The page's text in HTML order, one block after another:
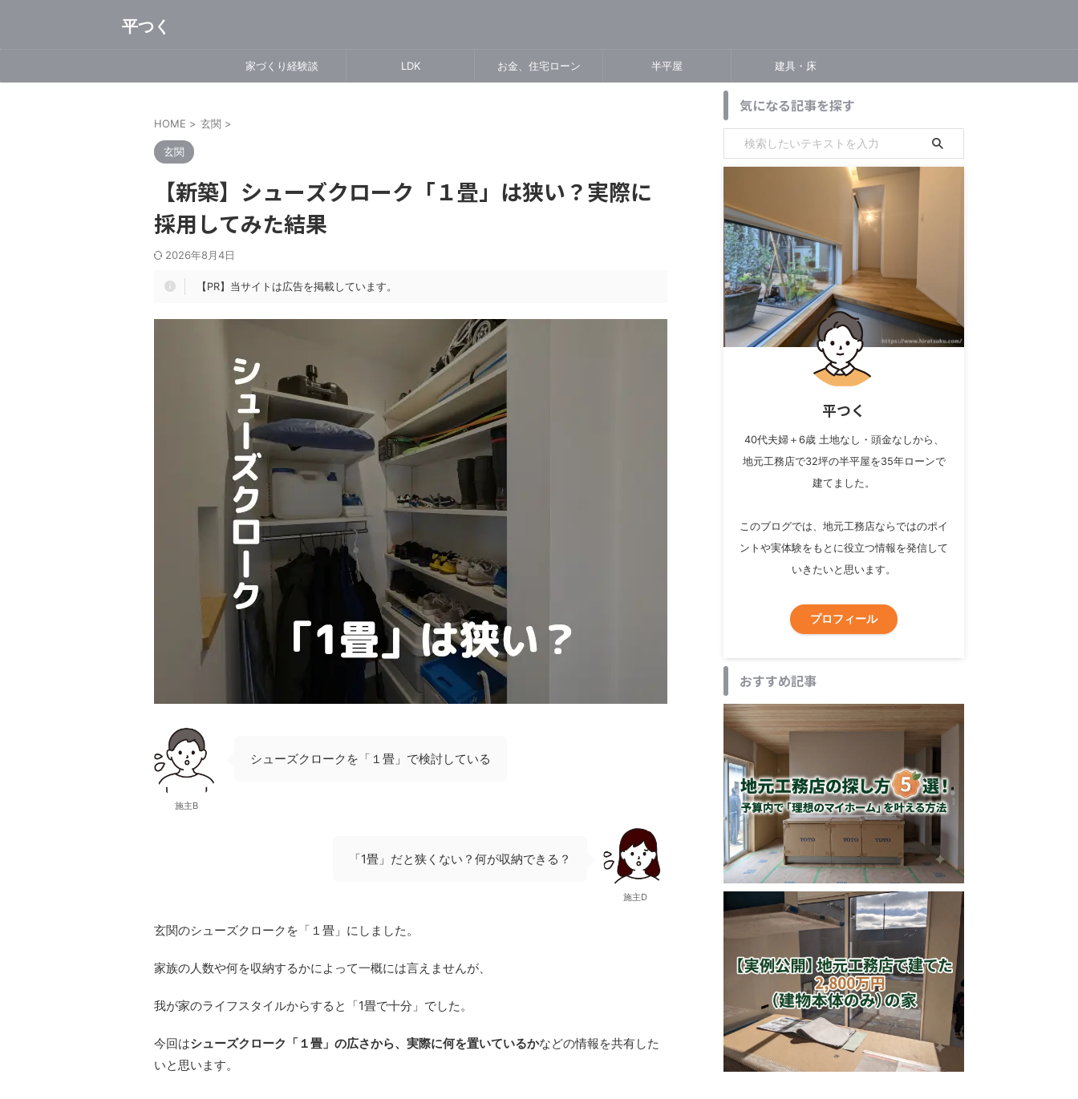
平つく
家づくり経験談 LDK お金、住宅ローン 半平屋 建具・床
HOME > 玄関 >
玄関
【新築】シューズクローク「１畳」は狭い？実際に
採用してみた結果
2026年8月4日
【PR】当サイトは広告を掲載しています。
施主B
シューズクロークを「１畳」で検討している
「1畳」だと狭くない？何が収納できる？
施主D
玄関のシューズクロークを「１畳」にしました。
家族の人数や何を収納するかによって一概には言えませんが、
我が家のライフスタイルからすると「1畳で十分」でした。
今回はシューズクローク「１畳」の広さから、実際に何を置いているかなどの情報を共有した
いと思います。
気になる記事を探す
平つく
40代夫婦＋6歳 土地なし・頭金なしから、
地元工務店で32坪の半平屋を35年ローンで
建てました。
このブログでは、地元工務店ならではのポイ
ントや実体験をもとに役立つ情報を発信して
いきたいと思います。
プロフィール
おすすめ記事